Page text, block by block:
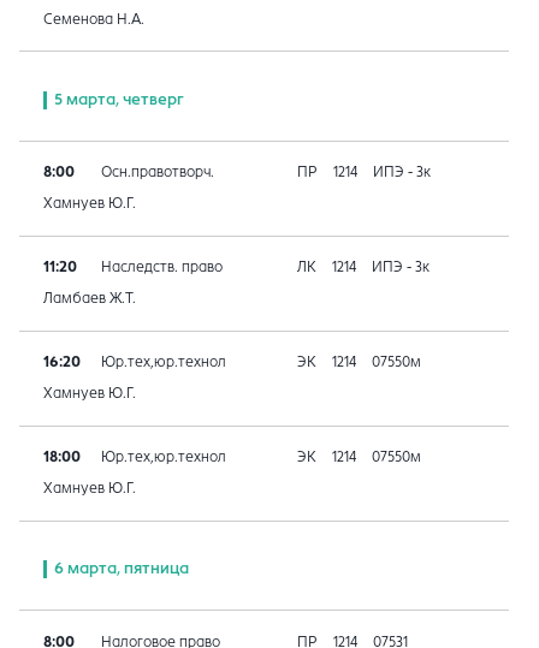
Семенова Н.А.
5 марта, четверг
8:00 Осн.правотворч. ПР 1214 ИПЭ - 3к
Хамнуев Ю.Г.
11:20 Наследств. право ЛК 1214 ИПЭ - 3к
Ламбаев Ж.Т.
16:20 Юр.тех,юр.технол ЭК 1214 07550м
Хамнуев Ю.Г.
18:00 Юр.тех,юр.технол ЭК 1214 07550м
Хамнуев Ю.Г.
6 марта, пятница
8:00 Налоговое право ПР 1214 07531